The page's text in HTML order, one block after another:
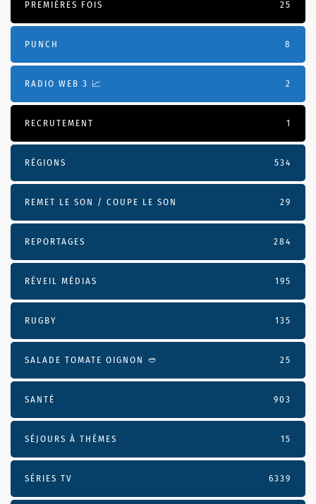
PREMIÈRES FOIS 25
PUNCH 8
RADIO WEB 3 📈 2
RECRUTEMENT 1
RÉGIONS 534
REMET LE SON / COUPE LE SON 29
REPORTAGES 284
RÉVEIL MÉDIAS 195
RUGBY 135
SALADE TOMATE OIGNON 🥙 25
SANTÉ 903
SÉJOURS À THÈMES 15
SÉRIES TV 6339